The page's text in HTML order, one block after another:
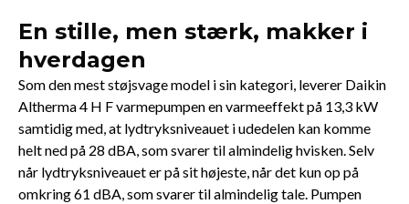
En stille, men stærk, makker i
hverdagen
Som den mest støjsvage model i sin kategori, leverer Daikin
Altherma 4 H F varmepumpen en varmeeffekt på 13,3 kW
samtidig med, at lydtryksniveauet i udedelen kan komme
helt ned på 28 dBA, som svarer til almindelig hvisken. Selv
når lydtryksniveauet er på sit højeste, når det kun op på
omkring 61 dBA, som svarer til almindelig tale. Pumpen